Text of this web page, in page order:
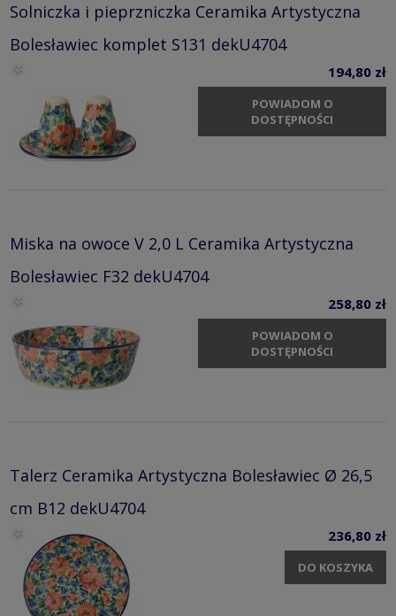
Solniczka i pieprzniczka Ceramika Artystyczna
Bolesławiec komplet S131 dekU4704
194,80 zł
POWIADOM O
DOSTĘPNOŚCI
Miska na owoce V 2,0 L Ceramika Artystyczna
Bolesławiec F32 dekU4704
258,80 zł
POWIADOM O
DOSTĘPNOŚCI
Talerz Ceramika Artystyczna Bolesławiec Ø 26,5
cm B12 dekU4704
236,80 zł
DO KOSZYKA